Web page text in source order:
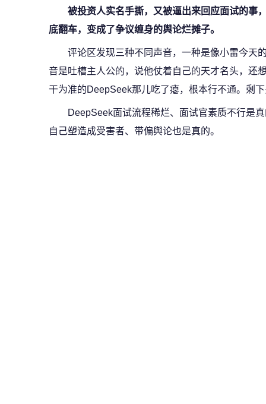
被投资人实名手撕，又被逼出来回应面试的事
底翻车，变成了争议缠身的舆论烂摊子。
评论区发现三种不同声音，一种是像小雷今天
音是吐槽主人公的，说他仗着自己的天才名头，还
干为准的DeepSeek那儿吃了瘪，根本行不通。剩
DeepSeek面试流程稀烂、面试官素质不行是
自己塑造成受害者、带偏舆论也是真的。